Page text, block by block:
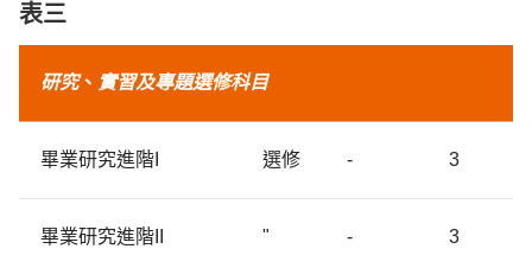
表三
研究、 實習及專題選修科目
畢業研究進階I 選修 - 3
畢業研究進階II " - 3